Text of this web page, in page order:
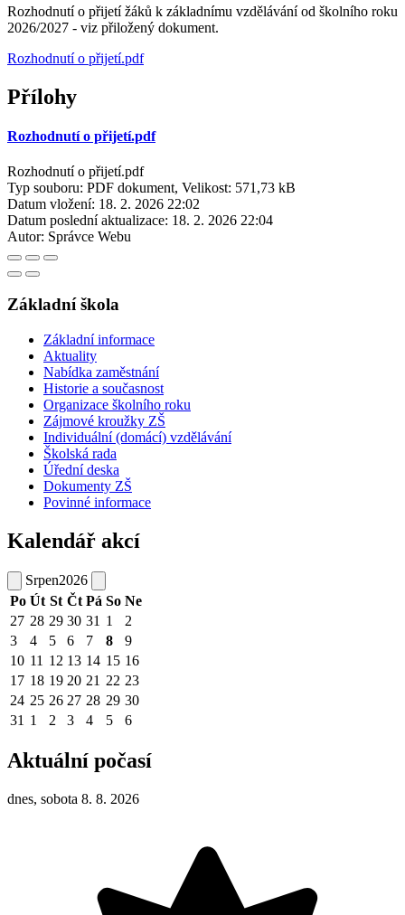
Rozhodnutí o přijetí žáků k základnímu vzdělávání od školního roku
2026/2027 - viz přiložený dokument.
Rozhodnutí o přijetí.pdf
Přílohy
Rozhodnutí o přijetí.pdf
Rozhodnutí o přijetí.pdf
Typ souboru: PDF dokument, Velikost: 571,73 kB
Datum vložení: 18. 2. 2026 22:02
Datum poslední aktualizace: 18. 2. 2026 22:04
Autor: Správce Webu
Základní škola
Základní informace
Aktuality
Nabídka zaměstnání
Historie a současnost
Organizace školního roku
Zájmové kroužky ZŠ
Individuální (domácí) vzdělávání
Školská rada
Úřední deska
Dokumenty ZŠ
Povinné informace
Kalendář akcí
Srpen2026
Po Út St Čt Pá So Ne
27 28 29 30 31 1
2
3
4 5 6 7 8
9
10 11 12 13 14 15 16
17 18 19 20 21 22 23
24 25 26 27 28 29 30
31 1 2 3 4 5 6
Aktuální počasí
dnes, sobota 8. 8. 2026